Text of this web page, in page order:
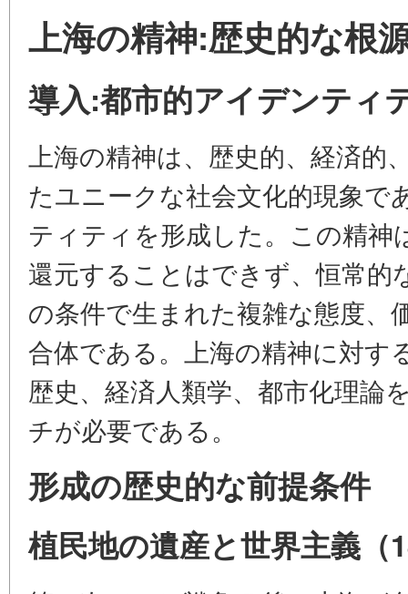
上海の精神:歴史的な根
導入:都市的アイデンティ
上海の精神は、歴史的、経済的
たユニークな社会文化的現象で
ティティを形成した。この精
還元することはできず、恒常的
の条件で生まれた複雑な態度、
合体である。上海の精神に対す
歴史、経済人類学、都市化理論
チが必要である。
形成の歴史的な前提条件
植民地の遺産と世界主義（